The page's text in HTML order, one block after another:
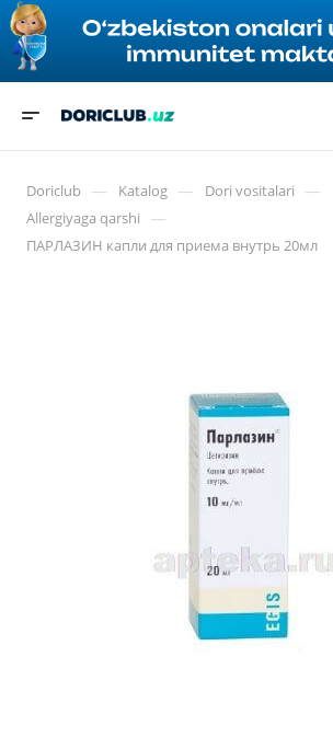
Doriclub — Katalog — Dori vositalari —
Allergiyaga qarshi —
ПАРЛАЗИН капли для приема внутрь 20мл